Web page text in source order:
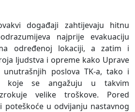
događaji zahtijevaju hitnu
najprije evakuaciju
određenoj lokaciji, a zatim i
ljudstva i opreme kako Uprave
unutrašnjih poslova TK-a, tako i
koje se angažuju u takvim
velike troškove. Pored
poteškoće u odvijanju nastavnog